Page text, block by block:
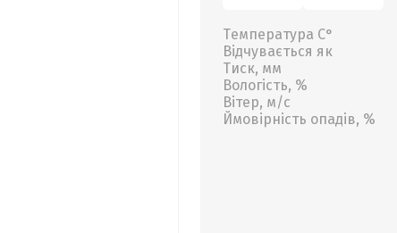
Температура С°
Відчувається як
Тиск, мм
Вологість, %
Вітер, м/с
Ймовірність опадів, %